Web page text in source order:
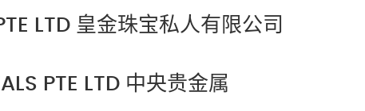
LTD 皇金珠宝私人有限公司
PTE LTD 中央贵金属